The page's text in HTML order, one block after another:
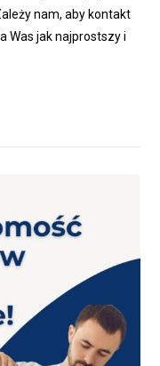
nam, aby kontakt
Was jak najprostszy i